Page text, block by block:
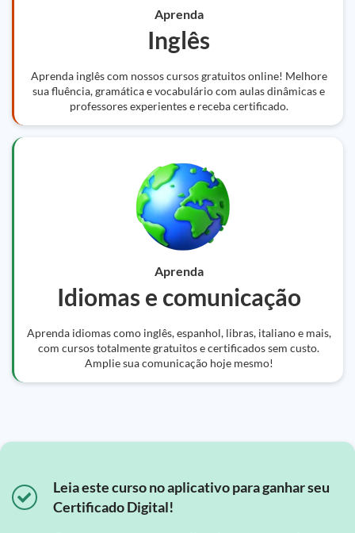
Aprenda
Inglês
Aprenda inglês com nossos cursos gratuitos online! Melhore
sua fluência, gramática e vocabulário com aulas dinâmicas e
professores experientes e receba certificado.
Aprenda
Idiomas e comunicação
Aprenda idiomas como inglês, espanhol, libras, italiano e mais,
com cursos totalmente gratuitos e certificados sem custo.
Amplie sua comunicação hoje mesmo!
Leia este curso no aplicativo para ganhar seu
Certificado Digital!